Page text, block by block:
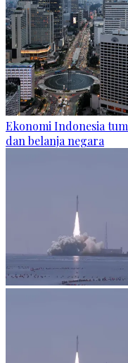
Ekonomi Indonesia
dan belanja negara